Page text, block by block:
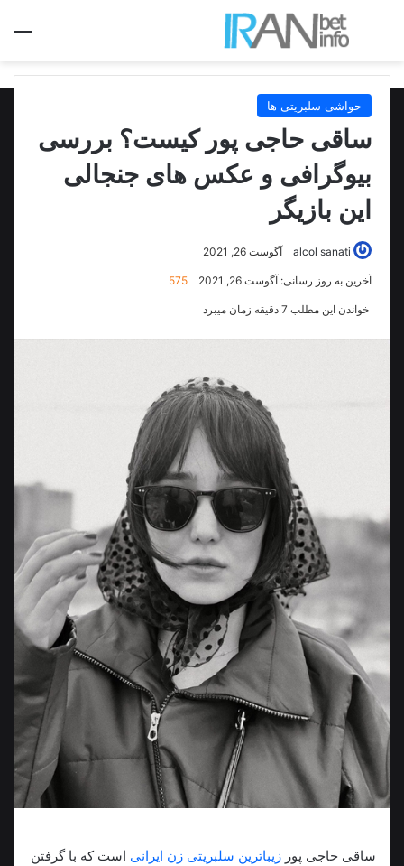
جستجو برای
حواشی سلبریتی ها
ساقی حاجی پور کیست؟ بررسی
بیوگرافی و عکس های جنجالی
این بازیگر
alcol sanati آگوست 26, 2021
آخرین به روز رسانی: آگوست 26, 2021 575
خواندن این مطلب 7 دقیقه زمان میبرد
ساقی حاجی پور زیباترین سلبریتی زن ایرانی است که با گرفتن